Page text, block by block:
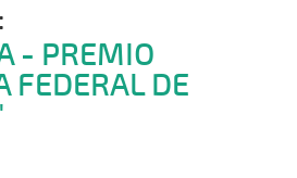
- PREMIO
FEDERAL DE